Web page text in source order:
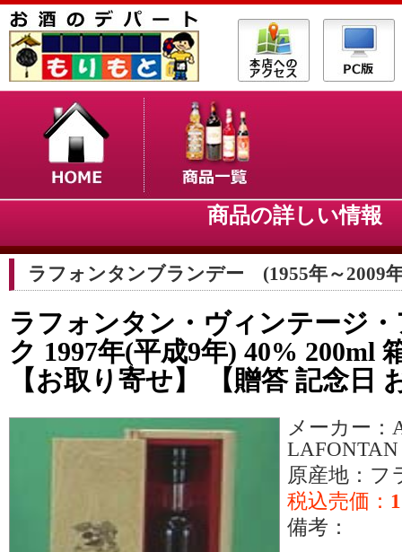
商品の詳しい情
ラフォンタンブランデー (1955年～2009
ラフォンタン・ヴィンテージ
ク 1997年(平成9年) 40% 200ml
【お取り寄せ】 【贈答 記念
メーカー：
LAFONTAN
原産地：フ
税込売価：
備考：